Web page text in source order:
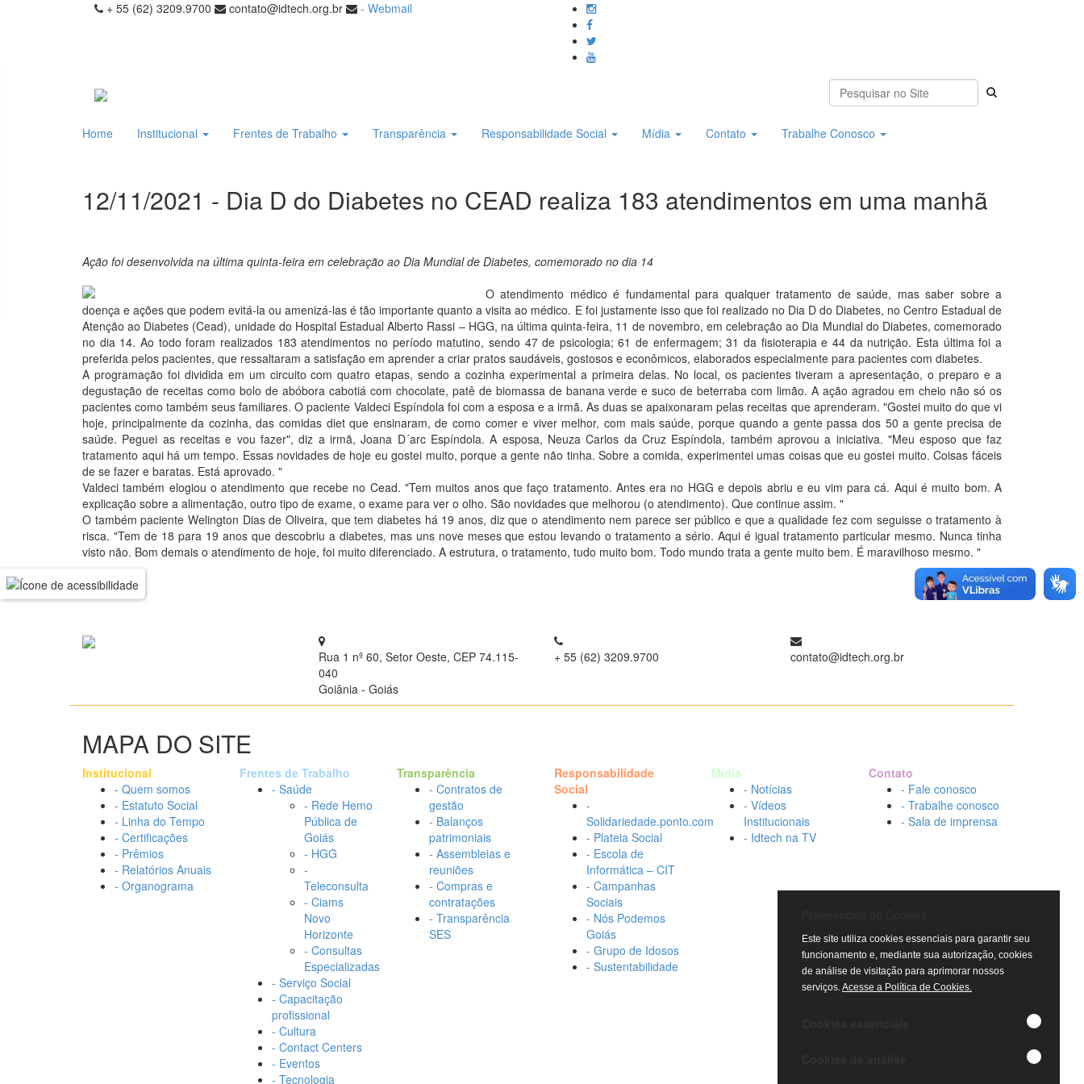
+ 55 (62) 3209.9700 contato@idtech.org.br - Webmail
Home Institucional Frentes de Trabalho Transparência Responsabilidade Social Mídia Contato Trabalhe Conosco
12/11/2021 - Dia D do Diabetes no CEAD realiza 183 atendimentos em uma manhã
Ação foi desenvolvida na última quinta-feira em celebração ao Dia Mundial de Diabetes, comemorado no dia 14
O atendimento médico é fundamental para qualquer tratamento de saúde, mas saber sobre a
doença e ações que podem evitá-la ou amenizá-las é tão importante quanto a visita ao médico. E foi justamente isso que foi realizado no Dia D do Diabetes, no Centro Estadual de
Atenção ao Diabetes (Cead), unidade do Hospital Estadual Alberto Rassi – HGG, na última quinta-feira, 11 de novembro, em celebração ao Dia Mundial do Diabetes, comemorado
no dia 14. Ao todo foram realizados 183 atendimentos no período matutino, sendo 47 de psicologia; 61 de enfermagem; 31 da fisioterapia e 44 da nutrição. Esta última foi a
preferida pelos pacientes, que ressaltaram a satisfação em aprender a criar pratos saudáveis, gostosos e econômicos, elaborados especialmente para pacientes com diabetes.
A programação foi dividida em um circuito com quatro etapas, sendo a cozinha experimental a primeira delas. No local, os pacientes tiveram a apresentação, o preparo e a
degustação de receitas como bolo de abóbora cabotiá com chocolate, patê de biomassa de banana verde e suco de beterraba com limão. A ação agradou em cheio não só os
pacientes como também seus familiares. O paciente Valdeci Espíndola foi com a esposa e a irmã. As duas se apaixonaram pelas receitas que aprenderam. "Gostei muito do que vi
hoje, principalmente da cozinha, das comidas diet que ensinaram, de como comer e viver melhor, com mais saúde, porque quando a gente passa dos 50 a gente precisa de
saúde. Peguei as receitas e vou fazer", diz a irmã, Joana D´arc Espíndola. A esposa, Neuza Carlos da Cruz Espíndola, também aprovou a iniciativa. "Meu esposo que faz
tratamento aqui há um tempo. Essas novidades de hoje eu gostei muito, porque a gente não tinha. Sobre a comida, experimentei umas coisas que eu gostei muito. Coisas fáceis
de se fazer e baratas. Está aprovado. "
Valdeci também elogiou o atendimento que recebe no Cead. "Tem muitos anos que faço tratamento. Antes era no HGG e depois abriu e eu vim para cá. Aqui é muito bom. A
explicação sobre a alimentação, outro tipo de exame, o exame para ver o olho. São novidades que melhorou (o atendimento). Que continue assim. "
O também paciente Welington Dias de Oliveira, que tem diabetes há 19 anos, diz que o atendimento nem parece ser público e que a qualidade fez com seguisse o tratamento à
risca. "Tem de 18 para 19 anos que descobriu a diabetes, mas uns nove meses que estou levando o tratamento a sério. Aqui é igual tratamento particular mesmo. Nunca tinha
visto não. Bom demais o atendimento de hoje, foi muito diferenciado. A estrutura, o tratamento, tudo muito bom. Todo mundo trata a gente muito bem. É maravilhoso mesmo. "
Rua 1 nº 60, Setor Oeste, CEP 74.115-
040
Goiânia - Goiás
+ 55 (62) 3209.9700 contato@idtech.org.br
MAPA DO SITE
Institucional
- Quem somos
- Estatuto Social
- Linha do Tempo
- Certificações
- Prêmios
- Relatórios Anuais
- Organograma
Frentes de Trabalho
- Saúde
- Rede Hemo
Pública de
Goiás
- HGG
-
Teleconsulta
- Ciams
Novo
Horizonte
- Consultas
Especializadas
- Serviço Social
- Capacitação
profissional
- Cultura
- Contact Centers
- Eventos
- Tecnologia
Transparência
- Contratos de
gestão
- Balanços
patrimoniais
- Assembleias e
reuniões
- Compras e
contratações
- Transparência
SES
Responsabilidade
Social
-
Solidariedade.ponto.com
- Plateia Social
- Escola de
Informática – CIT
- Campanhas
Sociais
- Nós Podemos
Goiás
- Grupo de Idosos
- Sustentabilidade
Mídia
- Notícias
- Vídeos
Institucionais
- Idtech na TV
Contato
- Fale conosco
- Trabalhe conosco
- Sala de imprensa
Este site utiliza cookies essenciais para garantir seu
funcionamento e, mediante sua autorização, cookies
de análise de visitação para aprimorar nossos
serviços.Acesse a Política de Cookies.